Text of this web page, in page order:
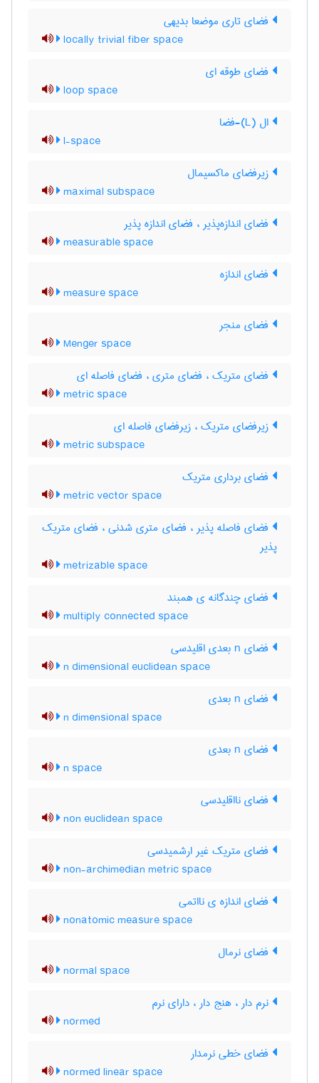
فضای تاری موضعا بدیهی
locally trivial fiber space
فضای طوقه ای
loop space
ال (L)-فضا
l-space
زیرفضای ماکسیمال
maximal subspace
فضای اندازه‌پذیر ، فضای اندازه پذیر
measurable space
فضای اندازه
measure space
فضای منجر
Menger space
فضای متریک ، فضای متری ، فضای فاصله ای
metric space
زیرفضای متریک ، زیرفضای فاصله ای
metric subspace
فضای برداری متریک
metric vector space
فضای فاصله پذیر ، فضای متری شدنی ، فضای متریک
پذیر
metrizable space
فضای چندگانه ی همبند
multiply connected space
فضای n بعدی اقلیدسی
n dimensional euclidean space
فضای n بعدی
n dimensional space
فضای n بعدی
n space
فضای نااقلیدسی
non euclidean space
فضای متریک غیر ارشمیدسی
non-archimedian metric space
فضای اندازه ی نااتمی
nonatomic measure space
فضای نرمال
normal space
نرم دار ، هنج دار ، دارای نرم
normed
فضای خطی نرمدار
normed linear space